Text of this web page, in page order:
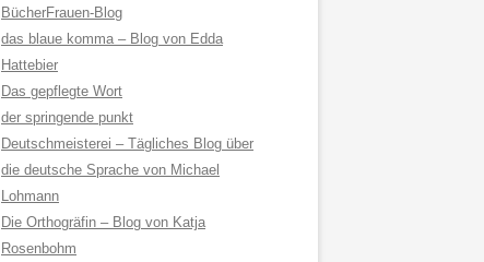
BücherFrauen-Blog
das blaue komma – Blog von Edda
Hattebier
Das gepflegte Wort
der springende punkt
Deutschmeisterei – Tägliches Blog über
die deutsche Sprache von Michael
Lohmann
Die Orthogräfin – Blog von Katja
Rosenbohm